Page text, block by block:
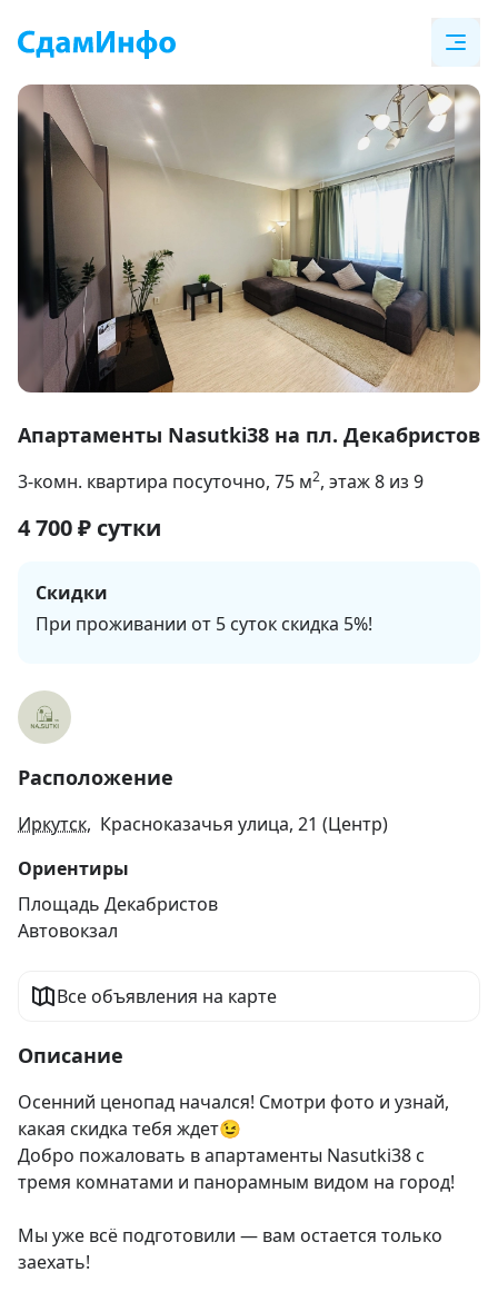
1
29
Апартаменты Nasutki38 на пл. Декабристов
3-комн. квартира посуточно, 75 м2, этаж 8 из 9
4 700₽ сутки
Скидки
При проживании от 5 суток скидка 5%!
Расположение
Иркутск, Красноказачья улица, 21 (Центр)
Ориентиры
Площадь Декабристов
Автовокзал
Все объявления на карте
Описание
Осенний ценопад начался! Смотри фото и узнай,
какая скидка тебя ждет😉
Добро пожаловать в апартаменты Nasutki38 с
тремя комнатами и панорамным видом на город!
Мы уже всё подготовили — вам остается только
заехать!